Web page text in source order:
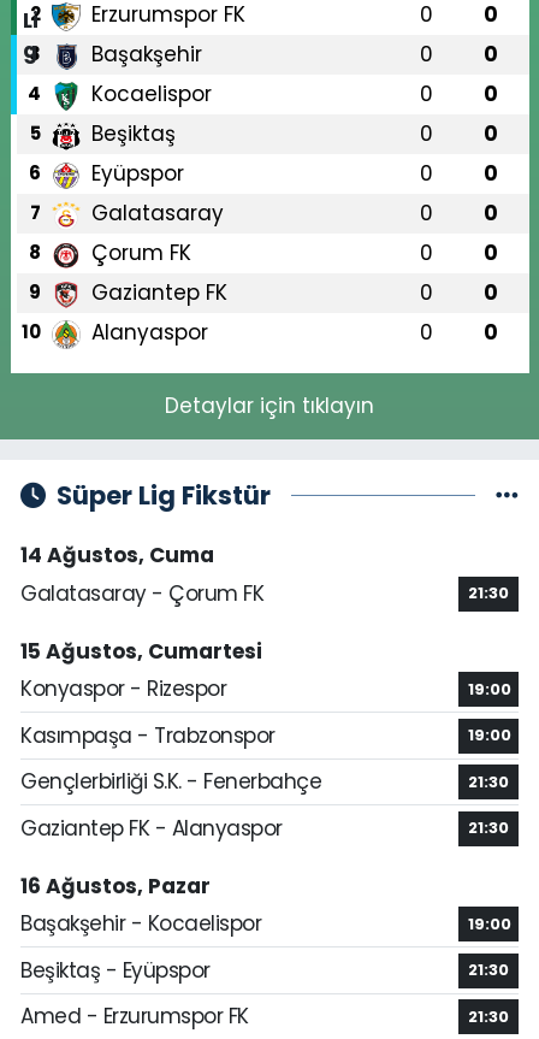
2 Erzurumspor FK 0 0
3 Başakşehir 0 0
4 Kocaelispor 0 0
5 Beşiktaş 0 0
6 Eyüpspor 0 0
7 Galatasaray 0 0
8 Çorum FK 0 0
9 Gaziantep FK 0 0
10 Alanyaspor 0 0
Detaylar için tıklayın
Süper Lig Fikstür
14 Ağustos, Cuma
Galatasaray - Çorum FK
21:30
15 Ağustos, Cumartesi
Konyaspor - Rizespor
19:00
Kasımpaşa - Trabzonspor 19:00
Gençlerbirliği S.K. - Fenerbahçe 21:30
Gaziantep FK - Alanyaspor 21:30
16 Ağustos, Pazar
Başakşehir - Kocaelispor
19:00
Beşiktaş - Eyüpspor 21:30
Amed - Erzurumspor FK 21:30